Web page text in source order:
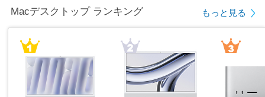
Macデスクトップ ランキング もっと見る